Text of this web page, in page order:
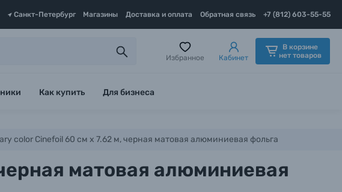
Санкт-Петербург Магазины Доставка и оплата Обратная связь +7 (812) 603-55-55
Избранное Кабинет
В корзине
нет товаров
Как купить Для бизнеса
color Cinefoil 60 см х 7.62 м, черная матовая алюминиевая фольга
матовая алюминиевая